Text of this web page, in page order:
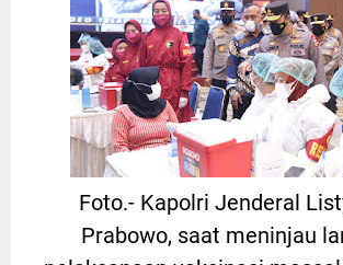
Foto.- Kapolri Jenderal
Prabowo, saat meninjau